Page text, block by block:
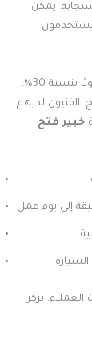
يمكن
الفنيون يستخدمون
الطلب على برمجة مفاتيح السيارات الإلكترونية يزداد سنويًا بنسبة 30%.
الفنيون لديهم
خبير فتح
تركز